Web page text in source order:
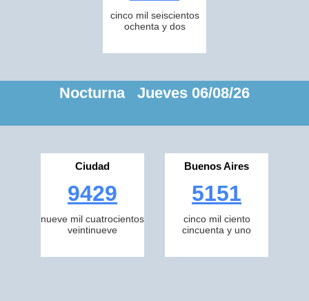
cinco mil seiscientos
ochenta y dos
Nocturna Jueves 06/08/26
Ciudad
9429
nueve mil cuatrocientos
veintinueve
Buenos Aires
5151
cinco mil ciento
cincuenta y uno